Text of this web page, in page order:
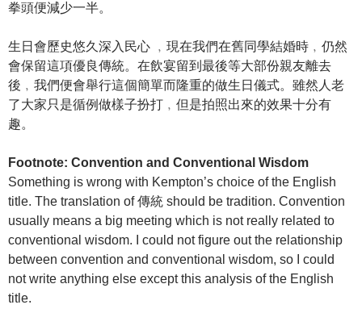
拳頭便減少一半。
生日會歷史悠久深入民心 ﹐現在我們在舊同學結婚時﹐仍然
會保留這項優良傳統。在飲宴留到最後等大部份親友離去
後﹐我們便會舉行這個簡單而隆重的做生日儀式。雖然人老
了大家只是循例做樣子扮打﹐但是拍照出來的效果十分有
趣。
Footnote: Convention and Conventional Wisdom
Something is wrong with Kempton’s choice of the English
title. The translation of 傳統 should be tradition. Convention
usually means a big meeting which is not really related to
conventional wisdom. I could not figure out the relationship
between convention and conventional wisdom, so I could
not write anything else except this analysis of the English
title.